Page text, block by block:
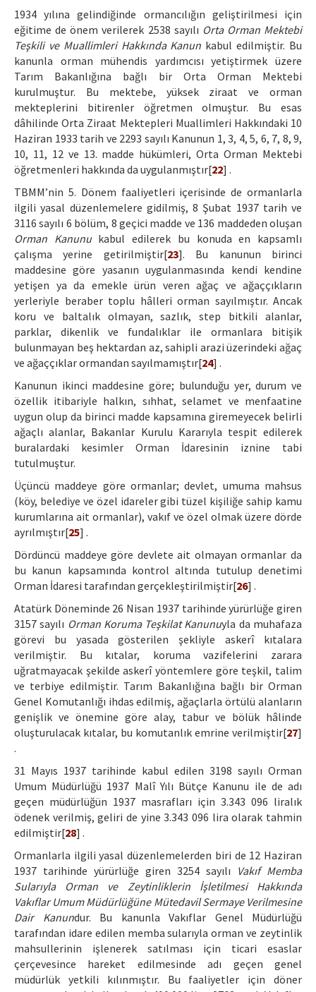
1934 yılına gelindiğinde ormancılığın geliştirilmesi için
eğitime de önem verilerek 2538 sayılı Orta Orman Mektebi
Teşkili ve Muallimleri Hakkında Kanun kabul edilmiştir. Bu
kanunla orman mühendis yardımcısı yetiştirmek üzere
Tarım Bakanlığına bağlı bir Orta Orman Mektebi
kurulmuştur. Bu mektebe, yüksek ziraat ve orman
mekteplerini bitirenler öğretmen olmuştur. Bu esas
dâhilinde Orta Ziraat Mektepleri Muallimleri Hakkındaki 10
Haziran 1933 tarih ve 2293 sayılı Kanunun 1, 3, 4, 5, 6, 7, 8, 9,
10, 11, 12 ve 13. madde hükümleri, Orta Orman Mektebi
öğretmenleri hakkında da uygulanmıştır[22] .
TBMM’nin 5. Dönem faaliyetleri içerisinde de ormanlarla
ilgili yasal düzenlemelere gidilmiş, 8 Şubat 1937 tarih ve
3116 sayılı 6 bölüm, 8 geçici madde ve 136 maddeden oluşan
Orman Kanunukabul edilerek bu konuda en kapsamlı
çalışma yerine getirilmiştir[23]. Bu kanunun birinci
maddesine göre yasanın uygulanmasında kendi kendine
yetişen ya da emekle ürün veren ağaç ve ağaççıkların
yerleriyle beraber toplu hâlleri orman sayılmıştır. Ancak
koru ve baltalık olmayan, sazlık, step bitkili alanlar,
parklar, dikenlik ve fundalıklar ile ormanlara bitişik
bulunmayan beş hektardan az, sahipli arazi üzerindeki ağaç
ve ağaççıklar ormandan sayılmamıştır[24] .
Kanunun ikinci maddesine göre; bulunduğu yer, durum ve
özellik itibariyle halkın, sıhhat, selamet ve menfaatine
uygun olup da birinci madde kapsamına giremeyecek belirli
ağaçlı alanlar, Bakanlar Kurulu Kararıyla tespit edilerek
buralardaki kesimler Orman İdaresinin iznine tabi
tutulmuştur.
Üçüncü maddeye göre ormanlar; devlet, umuma mahsus
(köy, belediye ve özel idareler gibi tüzel kişiliğe sahip kamu
kurumlarına ait ormanlar), vakıf ve özel olmak üzere dörde
ayrılmıştır[25] .
Dördüncü maddeye göre devlete ait olmayan ormanlar da
bu kanun kapsamında kontrol altında tutulup denetimi
Orman İdaresi tarafından gerçekleştirilmiştir[26] .
Atatürk Döneminde 26 Nisan 1937 tarihinde yürürlüğe giren
3157 sayılı Orman Koruma Teşkilat Kanunuyla da muhafaza
görevi bu yasada gösterilen şekliyle askerî kıtalara
verilmiştir. Bu kıtalar, koruma vazifelerini zarara
uğratmayacak şekilde askerî yöntemlere göre teşkil, talim
ve terbiye edilmiştir. Tarım Bakanlığına bağlı bir Orman
Genel Komutanlığı ihdas edilmiş, ağaçlarla örtülü alanların
genişlik ve önemine göre alay, tabur ve bölük hâlinde
oluşturulacak kıtalar, bu komutanlık emrine verilmiştir[27]
.
31 Mayıs 1937 tarihinde kabul edilen 3198 sayılı Orman
Umum Müdürlüğü 1937 Malî Yılı Bütçe Kanunu ile de adı
geçen müdürlüğün 1937 masrafları için 3.343 096 liralık
ödenek verilmiş, geliri de yine 3.343 096 lira olarak tahmin
edilmiştir[28] .
Ormanlarla ilgili yasal düzenlemelerden biri de 12 Haziran
1937 tarihinde yürürlüğe giren 3254 sayılı Vakıf Memba
Sularıyla Orman ve Zeytinliklerin İşletilmesi Hakkında
Vakıflar Umum Müdürlüğüne Mütedavil Sermaye Verilmesine
Dair Kanundur. Bu kanunla Vakıflar Genel Müdürlüğü
tarafından idare edilen memba sularıyla orman ve zeytinlik
mahsullerinin işlenerek satılması için ticari esaslar
çerçevesince hareket edilmesinde adı geçen genel
müdürlük yetkili kılınmıştır. Bu faaliyetler için döner